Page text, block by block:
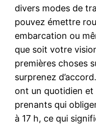
divers modes de
pouvez émettre
embarcation ou
que soit votre
premières choses
surprenez
ont un quotidien
prenants qui
à 17 h, ce qui